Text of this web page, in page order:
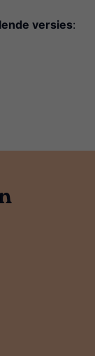
versies: